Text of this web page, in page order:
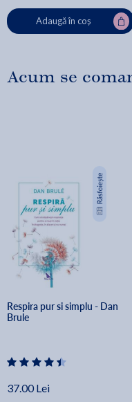
Adaugă în coș
Acum se
Respira pur si simplu - Dan
Brule
37.00 Lei